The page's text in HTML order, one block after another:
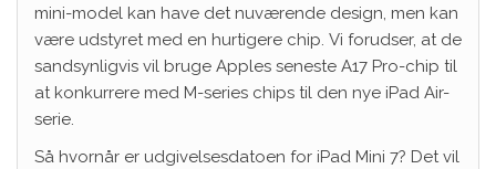
mini-model kan have det nuværende design, men kan
være udstyret med en hurtigere chip. Vi forudser, at de
sandsynligvis vil bruge Apples seneste A17 Pro-chip til
at konkurrere med M-series chips til den nye iPad Air-
serie.
Så hvornår er udgivelsesdatoen for iPad Mini 7? Det vil